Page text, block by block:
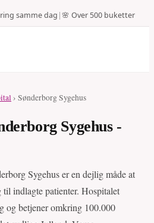
samme dag |🌸 Over 500 buketter
› Sønderborg Sygehus
Sygehus -
Sygehus er en dejlig måde at
indlagte patienter. Hospitalet
og betjener omkring 100.000